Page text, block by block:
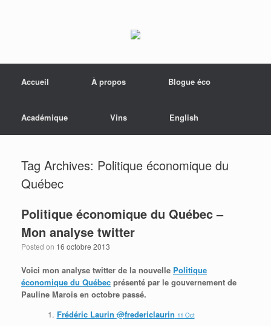
Accueil
À propos Blogue éco
Académique Vins English
Tag Archives: Politique économique du
Québec
Politique économique du Québec –
Mon analyse twitter
Posted on 16 octobre 2013
Voici mon analyse twitter de la nouvelle Politique
économique du Québec présenté par le gouvernement de
Pauline Marois en octobre passé.
Frédéric Laurin ‏@fredericlaurin 11 Oct